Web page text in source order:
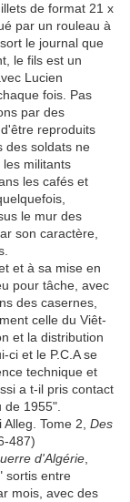
de format 21 x
par un rouleau à
le journal que
le fils est un
Lucien
fois. Pas
par des
reproduits
des soldats ne
militants
les cafés et
le mur des
son caractère,
et à sa mise en
pour tâche, avec
des casernes,
celle du Viêt-
et la distribution
ci et le P.C.A se
technique et
a t-il pris contact
1955".
Alleg. Tome 2, Des
487)
d'Algérie
sortis entre
mois, avec des